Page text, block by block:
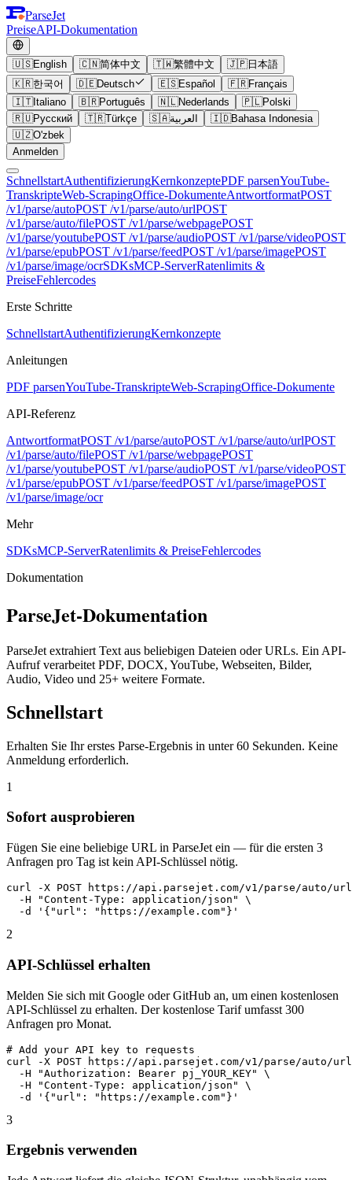
ParseJet
PreiseAPI-Dokumentation
🇺🇸English 🇨🇳简体中文 🇹🇼繁體中文 🇯🇵日本語
🇰🇷한국어 🇩🇪Deutsch 🇪🇸Español 🇫🇷Français
🇮🇹Italiano 🇧🇷Português 🇳🇱Nederlands 🇵🇱Polski
🇷🇺Русский 🇹🇷Türkçe 🇸🇦العربية 🇮🇩Bahasa Indonesia
🇺🇿O'zbek
Anmelden
SchnellstartAuthentifizierungKernkonzeptePDF parsenYouTube-
TranskripteWeb-ScrapingOffice-DokumenteAntwortformatPOST
/v1/parse/autoPOST /v1/parse/auto/urlPOST
/v1/parse/auto/filePOST /v1/parse/webpagePOST
/v1/parse/youtubePOST /v1/parse/audioPOST /v1/parse/videoPOST
/v1/parse/epubPOST /v1/parse/feedPOST /v1/parse/imagePOST
/v1/parse/image/ocrSDKsMCP-ServerRatenlimits &
PreiseFehlercodes
Erste Schritte
SchnellstartAuthentifizierungKernkonzepte
Anleitungen
PDF parsenYouTube-TranskripteWeb-ScrapingOffice-Dokumente
API-Referenz
AntwortformatPOST /v1/parse/autoPOST /v1/parse/auto/urlPOST
/v1/parse/auto/filePOST /v1/parse/webpagePOST
/v1/parse/youtubePOST /v1/parse/audioPOST /v1/parse/videoPOST
/v1/parse/epubPOST /v1/parse/feedPOST /v1/parse/imagePOST
/v1/parse/image/ocr
Mehr
SDKsMCP-ServerRatenlimits & PreiseFehlercodes
Dokumentation
ParseJet-Dokumentation
ParseJet extrahiert Text aus beliebigen Dateien oder URLs. Ein API-
Aufruf verarbeitet PDF, DOCX, YouTube, Webseiten, Bilder,
Audio, Video und 25+ weitere Formate.
Schnellstart
Erhalten Sie Ihr erstes Parse-Ergebnis in unter 60 Sekunden. Keine
Anmeldung erforderlich.
1
Sofort ausprobieren
Fügen Sie eine beliebige URL in ParseJet ein — für die ersten 3
Anfragen pro Tag ist kein API-Schlüssel nötig.
curl -X POST https://api.parsejet.com/v1/parse/auto/
  -H "Content-Type: application/json" \
  -d '{"url": "https://example.com"}'
2
API-Schlüssel erhalten
Melden Sie sich mit Google oder GitHub an, um einen kostenlosen
API-Schlüssel zu erhalten. Der kostenlose Tarif umfasst 300
Anfragen pro Monat.
# Add your API key to requests
curl -X POST https://api.parsejet.com/v1/parse/auto/
  -H "Authorization: Bearer pj_YOUR_KEY" \
  -H "Content-Type: application/json" \
  -d '{"url": "https://example.com"}'
3
Ergebnis verwenden